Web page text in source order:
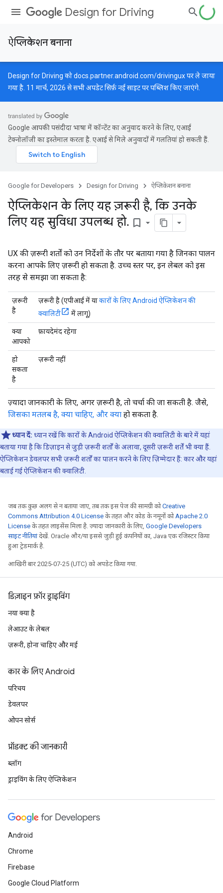
Design for Driving
ऐप्लिकेशन बनाना
Design for Driving कोdocs.partner.android.com/drivinguxपर ले जाया
गया है. 11 मार्च, 2026 से सभी अपडेट सिर्फ़ नई साइट पर पब्लिश किए जाएंगे.
Google आपकी पसंदीदा भाषा में कॉन्टेंट का अनुवाद करने के लिए, एआई
टेक्नोलॉजी का इस्तेमाल करता है. एआई से मिले अनुवादों में गलतियां हो सकती हैं.
Google for Developers Design for Driving ऐप्लिकेशन बनाना
ऐप्लिकेशन के लिए यह ज़रूरी है, कि उनके
लिए यह सुविधा उपलब्ध हो. bookmark_border
UX की ज़रूरी शर्तों को उन निर्देशों के तौर पर बताया गया है जिनका पालन
करना आपके लिए ज़रूरी हो सकता है. उच्च स्तर पर, इन लेबल को इस
तरह से समझा जा सकता है:
ज़रूरी
है
ज़रूरी है (एपीआई में याकारों के लिए Android ऐप्लिकेशन की
क्वालिटी
में लागू)
क्या
आपको
फ़ायदेमंद रहेगा
हो
सकता
है
ज़रूरी नहीं
ज़्यादा जानकारी के लिए, अगर ज़रूरी है, तो चर्चा की जा सकती है. जैसे,
जिसका मतलब है, क्या चाहिए, और क्या हो सकता है.
ध्यान दें: ध्यान रखें कि कारों के Android ऐप्लिकेशन की क्वालिटी के बारे में यहां
बताया गया है कि डिज़ाइन से जुड़ी ज़रूरी शर्तों के अलावा, दूसरी ज़रूरी शर्तें भी क्या हैं.
ऐप्लिकेशन डेवलपर सभी ज़रूरी शर्तों का पालन करने के लिए ज़िम्मेदार हैं: कार और यहां
बताई गई ऐप्लिकेशन की क्वालिटी.
जब तक कुछ अलग से न बताया जाए, तब तक इस पेज की सामग्री कोCreative
Commons Attribution 4.0 License के तहत और कोड के नमूनों कोApache 2.0
License के तहत लाइसेंस मिला है. ज़्यादा जानकारी के लिए, Google Developers
साइट नीतियांदेखें. Oracle और/या इससे जुड़ी हुई कंपनियों का, Java एक रजिस्टर किया
हुआ ट्रेडमार्क है.
आखिरी बार 2025-07-25 (UTC) को अपडेट किया गया.
डिज़ाइन फ़ॉर ड्राइविंग
नया क्या है
लेआउट के लेबल
ज़रूरी, होना चाहिए और मई
कार के लिए Android
परिचय
डेवलपर
ओपन सोर्स
प्रॉडक्ट की जानकारी
ब्लॉग
ड्राइविंग के लिए ऐप्लिकेशन
Android
Chrome
Firebase
Google Cloud Platform